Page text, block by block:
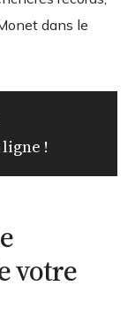
dans le
!
votre